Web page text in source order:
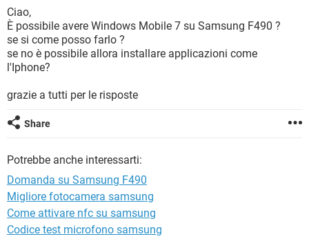
HARDWARE
INSTAGRAM
TIKTOK FACEBOOK
HARDWARE
iOS
INSTAGRAM
TIKTOK
COVID-19
INTRATTENIMENTO ANDROID
iOS WINDOWS 10
INSTAGRAM
TIKTOK
HARDWARE
Ciao,
È possibile avere Windows Mobile 7 su Samsung F490 ?
se si come posso farlo ?
se no è possibile allora installare applicazioni come
l'Iphone?
grazie a tutti per le risposte
Share
Potrebbe anche interessarti:
Domanda su Samsung F490
Migliore fotocamera samsung
Come attivare nfc su samsung
Codice test microfono samsung